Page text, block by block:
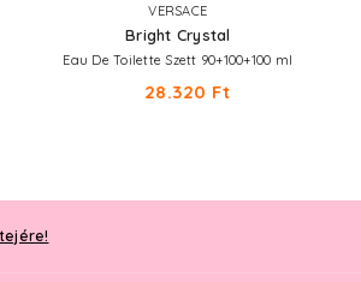
VERSACE
Bright Crystal
Eau De Toilette Szett 90+100+100 ml
28.320 Ft